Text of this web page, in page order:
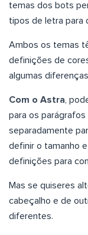
temas dos bots
tipos de letra para
Ambos os temas
definições de
algumas
Com o Astra ,
para os
separadamente
definir o tamanho
definições para
Mas se quiseres
cabeçalho e de
diferentes.